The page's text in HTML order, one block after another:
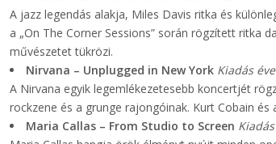
A jazz legendás alakja, Miles Davis ritka és
a „On The Corner Sessions” során rögzített ritka
művészetet tükrözi.
Nirvana – Unplugged in New York Kiadás
A Nirvana egyik legemlékezetesebb koncertjét
rockzene és a grunge rajongóinak. Kurt Cobain
Maria Callas – From Studio to Screen